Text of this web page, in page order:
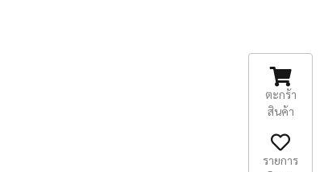
ตะกร้า
สินค้า
รายการ